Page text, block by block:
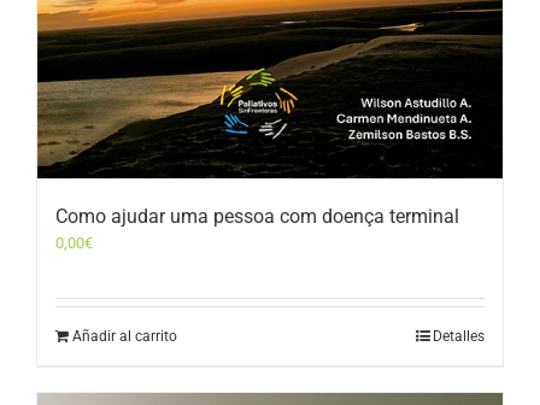
Como ajudar uma pessoa com doença terminal
0,00€
Añadir al carrito Detalles